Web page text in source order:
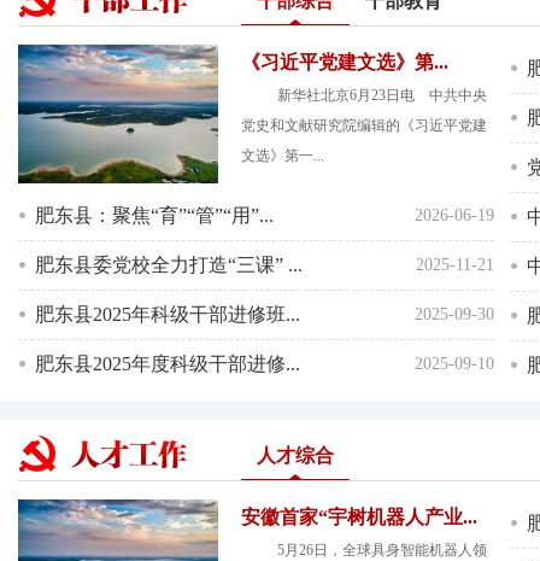
《习近平党建文选》第...
新华社北京6月23日电 中共中央
党史和文献研究院编辑的《习近平党建
文选》第一...
2026-06-19
肥东县：聚焦“育”“管”“用”...
2025-11-21
肥东县委党校全力打造“三课” ...
2025-09-30
肥东县2025年科级干部进修班...
2025-09-10
肥东县2025年度科级干部进修...
人才综合
安徽首家“宇树机器人产业...
5月26日，全球具身智能机器人领